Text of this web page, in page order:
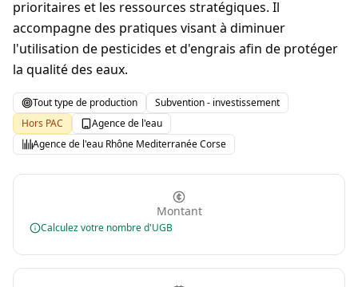
prioritaires et les ressources stratégiques. Il
accompagne des pratiques visant à diminuer
l'utilisation de pesticides et d'engrais afin de protéger
la qualité des eaux.
Tout type de production
Subvention - investissement
Hors PAC
Agence de l'eau
Agence de l'eau Rhône Mediterranée Corse
Montant
Calculez votre nombre d'UGB